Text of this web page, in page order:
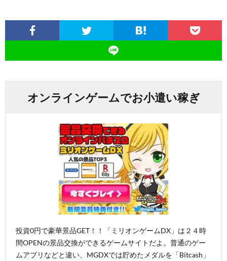
オンラインゲームでお小遣い稼ぎ
投資0円で豪華景品GET！！「ミリオンゲームDX」は２４時
間OPENの景品交換ができるゲームサイトだよ。普通のゲー
ムアプリなどと違い、MGDXでは貯めたメダルを「Bitcash」